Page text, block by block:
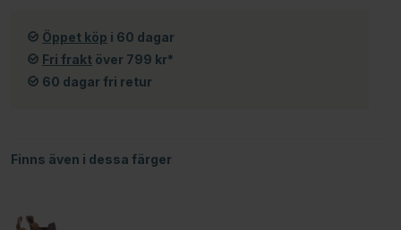
Öppet köp i 60 dagar
Fri frakt över 799 kr*
60 dagar fri retur
Finns även i dessa färger